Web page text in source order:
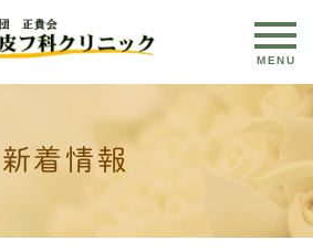
新着情報